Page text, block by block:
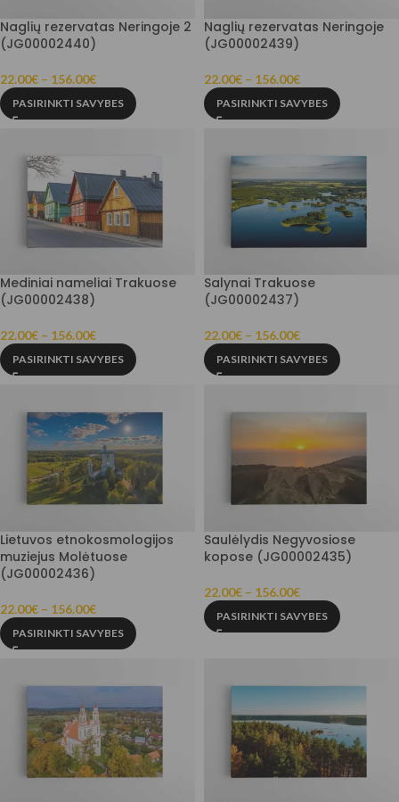
Naglių rezervatas Neringoje 2
(JG00002440)
22.00€ – 156.00€
PASIRINKTI SAVYBES
Naglių rezervatas Neringoje
(JG00002439)
22.00€ – 156.00€
PASIRINKTI SAVYBES
Mediniai nameliai Trakuose
(JG00002438)
22.00€ – 156.00€
PASIRINKTI SAVYBES
Salynai Trakuose
(JG00002437)
22.00€ – 156.00€
PASIRINKTI SAVYBES
Lietuvos etnokosmologijos
muziejus Molėtuose
(JG00002436)
22.00€ – 156.00€
PASIRINKTI SAVYBES
Saulėlydis Negyvosiose
kopose (JG00002435)
22.00€ – 156.00€
PASIRINKTI SAVYBES